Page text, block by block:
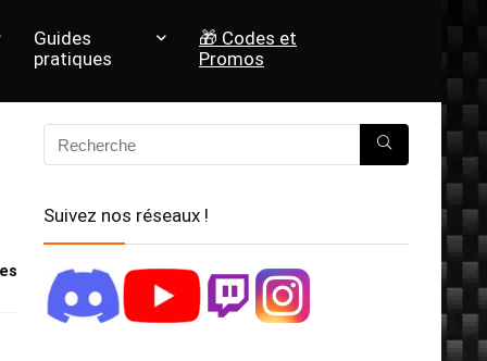
Guides
pratiques
🎁 Codes et
Promos
Suivez nos réseaux !